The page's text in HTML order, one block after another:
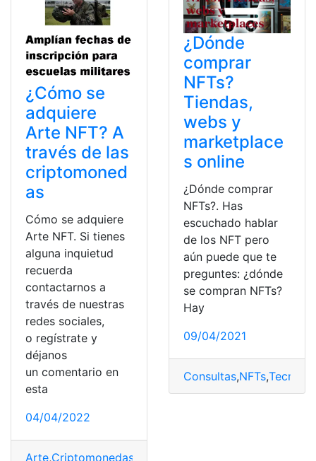
¿Cómo se
adquiere
Arte NFT? A
través de las
criptomoned
as
Cómo se adquiere
Arte NFT. Si tienes
alguna inquietud
recuerda
contactarnos a
través de nuestras
redes sociales,
o regístrate y
déjanos
un comentario en
esta
04/04/2022
Arte,Criptomonedas
¿Dónde
comprar
NFTs?
Tiendas,
webs y
marketplace
s online
¿Dónde comprar
NFTs?. Has
escuchado hablar
de los NFT pero
aún puede que te
preguntes: ¿dónde
se compran NFTs?
Hay
09/04/2021
Consultas,NFTs,